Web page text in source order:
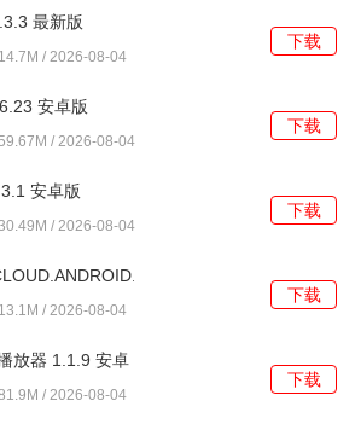
页，在服务分类区域找到生活缴费图标
对应的缴费项目，输入户号后系统会自
后，从已绑定的银行卡或余额中选择支
，可在确认订单页面勾选可用券码，系
。
电子凭证，历史记录中会保存详细交易
最新版
/ 2026-08-04
下载
安卓版
/ 2026-08-04
下载
安卓版
/ 2026-08-04
下载
最新版/ 2026-08-04
下载
放器 1.1.9 安卓
/ 2026-08-04
下载